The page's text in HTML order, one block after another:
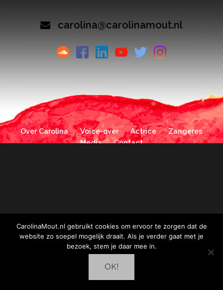
carolina@carolinamout.nl
Over Carolina Voice-over Actrice
Zangeres
Media
Contact
CarolinaMout.nl gebruikt cookies om ervoor te zorgen dat de
website zo soepel mogelijk draait. Als je verder gaat met je
bezoek, stem je daar mee in.
OK!